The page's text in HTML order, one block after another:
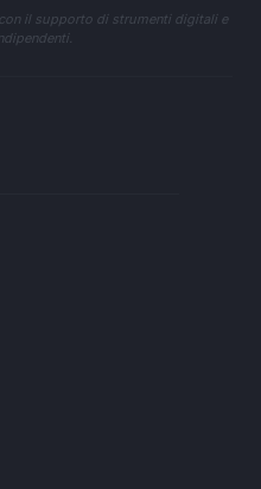
il supporto di strumenti digitali e